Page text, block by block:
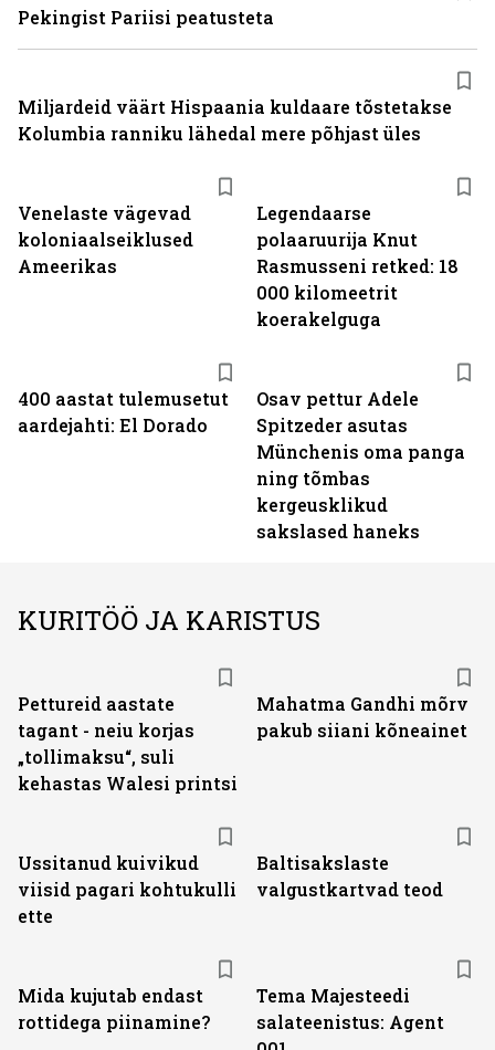
Venelaste vägevad
koloniaalseiklused
Ameerikas
Legendaarse
polaaruurija Knut
Rasmusseni retked: 18
000 kilomeetrit
koerakelguga
400 aastat tulemusetut
aardejahti: El Dorado
Osav pettur Adele
Spitzeder asutas
Münchenis oma panga
ning tõmbas
kergeusklikud
sakslased haneks
Pekingist Pariisi peatusteta
Miljardeid väärt Hispaania kuldaare tõstetakse
Kolumbia ranniku lähedal mere põhjast üles
KURITÖÖ JA KARISTUS
Pettureid aastate
tagant - neiu korjas
„tollimaksu“, suli
kehastas Walesi printsi
Mahatma Gandhi mõrv
pakub siiani kõneainet
Ussitanud kuivikud
viisid pagari kohtukulli
ette
Baltisakslaste
valgustkartvad teod
Mida kujutab endast
rottidega piinamine?
Tema Majesteedi
salateenistus: Agent